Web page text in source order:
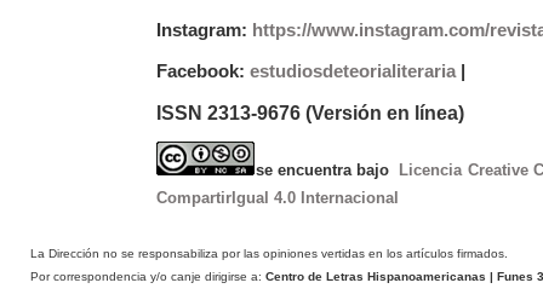
Instagram: https://www.instagram.com/
Facebook: estudiosdeteorialiteraria|
ISSN 2313-9676 (Versión en línea)
se encuentra bajo
Licencia Creative
CompartirIgual 4.0 Internacional
La Dirección no se responsabiliza por las opiniones vertidas en los artículos firmados.
Por correspondencia y/o canje dirigirse a: Centro de Letras Hispanoamericanas | Funes